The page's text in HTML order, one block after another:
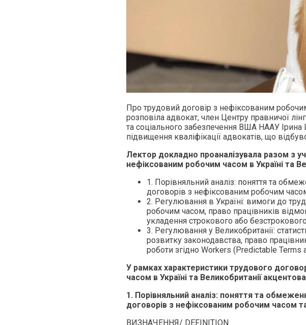
Про трудовий договір з нефіксованим
розповіла адвокат, член Центру правничої
та соціального забезпечення ВША НААУ Ірина
підвищення кваліфікації адвокатів, що
Лектор докладно проаналізувала разом з
нефіксованим робочим часом в Україні та
1. Порівняльний аналіз: поняття та
договорів з нефіксованим робочим
2. Регулювання в Україні: вимоги до
робочим часом, право працівників
укладення строкового або
3. Регулювання у Великобританії:
розвитку законодавства, право
роботи згідно Workers (Predictable Terms
У рамках характеристики трудового
часом в Україні та Великобританії
1. Порівняльний аналіз: поняття та
договорів з нефіксованим робочим часом
ВИЗНАЧЕННЯ/ DEFINITION